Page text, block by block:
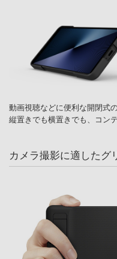
動画視聴などに便利な開閉式
縦置きでも横置きでも、コン
カメラ撮影に適したグ